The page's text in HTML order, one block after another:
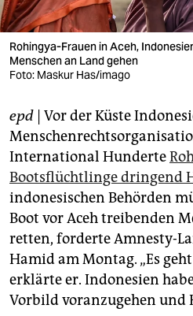
verlag
verlag
veranstaltungen
fragen & hilfe
unterstützen
abo
genossenschaft
epaper login
Rohingya-Frauen in Aceh,
Menschen an Land gehen
Foto: Maskur Has/imago
epd | Vor der Küste
International Hunderte
Bootsflüchtlinge dringend
indonesischen Behörden
Boot vor Aceh treibenden
retten, forderte Amnesty-
Hamid am Montag. „Es
erklärte er. Indonesien
Vorbild voranzugehen und